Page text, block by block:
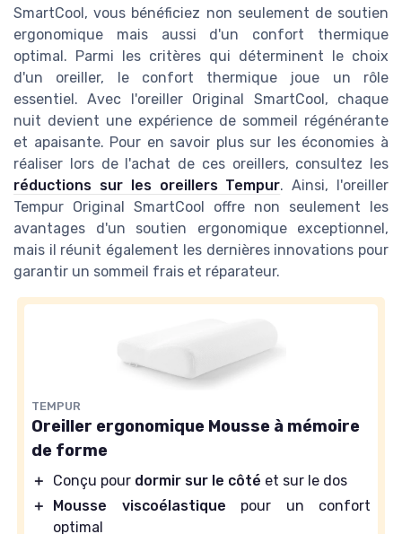
SmartCool, vous bénéficiez non seulement de soutien
ergonomique mais aussi d'un confort thermique
optimal. Parmi les critères qui déterminent le choix
d'un oreiller, le confort thermique joue un rôle
essentiel. Avec l'oreiller Original SmartCool, chaque
nuit devient une expérience de sommeil régénérante
et apaisante. Pour en savoir plus sur les économies à
réaliser lors de l'achat de ces oreillers, consultez les
réductions sur les oreillers Tempur. Ainsi, l'oreiller
Tempur Original SmartCool offre non seulement les
avantages d'un soutien ergonomique exceptionnel,
mais il réunit également les dernières innovations pour
garantir un sommeil frais et réparateur.
TEMPUR
Oreiller ergonomique Mousse à mémoire
de forme
＋ Conçu pour dormir sur le côté et sur le dos
＋
Mousse viscoélastique pour un confort
optimal